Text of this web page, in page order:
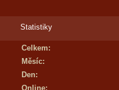
Statistiky
Online:
Celkem:
Měsíc:
Den: